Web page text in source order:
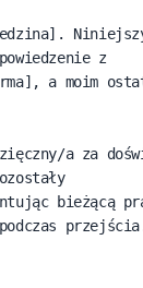
z
a moim
a za
bieżącą